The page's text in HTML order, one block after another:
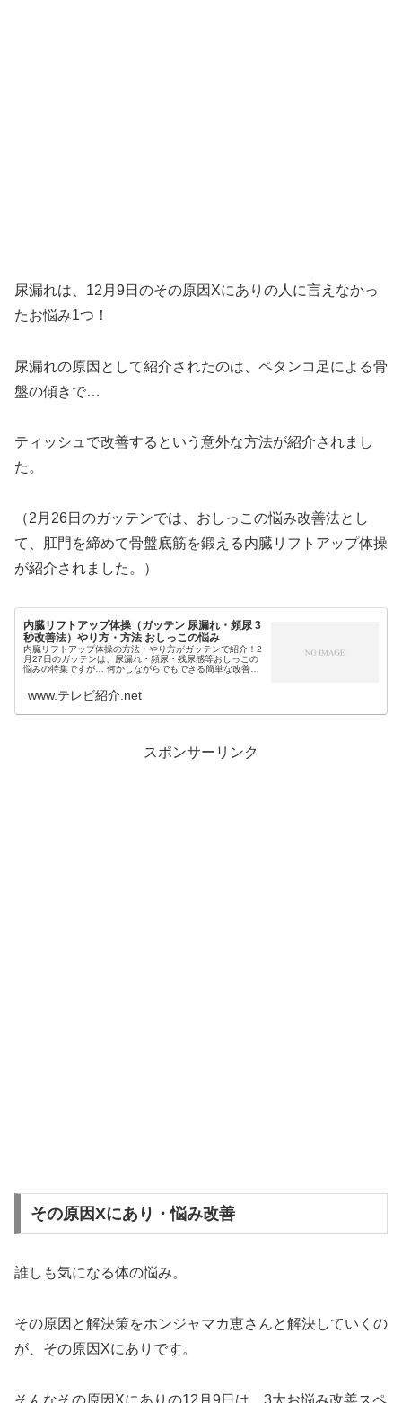
尿漏れは、12月9日のその原因Xにありの人に言えなかっ
たお悩み1つ！
尿漏れの原因として紹介されたのは、ペタンコ足による骨
盤の傾きで…
ティッシュで改善するという意外な方法が紹介されまし
た。
（2月26日のガッテンでは、おしっこの悩み改善法とし
て、肛門を締めて骨盤底筋を鍛える内臓リフトアップ体操
が紹介されました。）
内臓リフトアップ体操（ガッテン 尿漏れ・頻尿 3
秒改善法）やり方・方法 おしっこの悩み
内臓リフトアップ体操の方法・やり方がガッテンで紹介！2
月27日のガッテンは、尿漏れ・頻尿・残尿感等おしっこの
悩みの特集ですが… 何かしながらでもできる簡単な改善法
して紹介されたのが、肛門...
www.テレビ紹介.net
スポンサーリンク
その原因Xにあり・悩み改善
誰しも気になる体の悩み。
その原因と解決策をホンジャマカ恵さんと解決していくの
が、その原因Xにありです。
そんなその原因Xにありの12月9日は、3大お悩み改善スペ